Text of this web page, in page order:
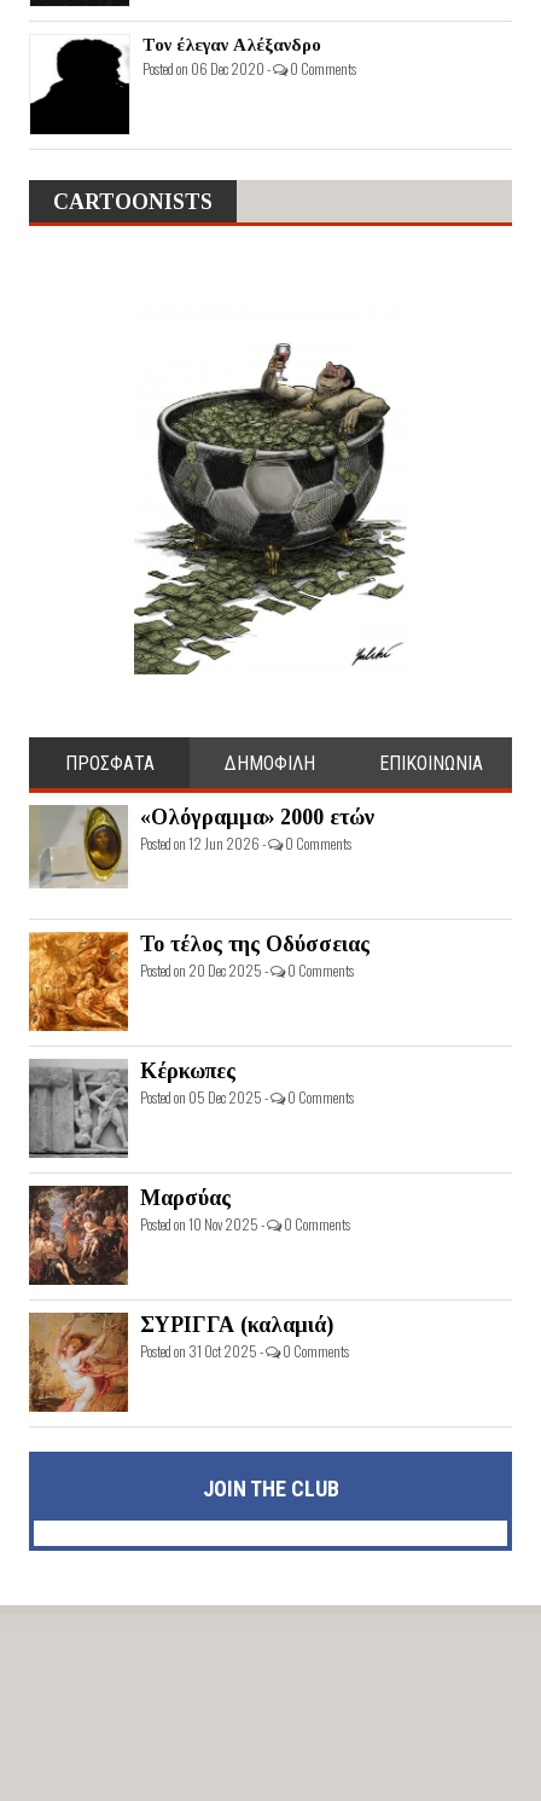
Τον έλεγαν Αλέξανδρο
Posted on 06 Dec 2020 - 0 Comments
CARTOONISTS
ΠΡΟΣΦΑΤΑ ΔΗΜΟΦΙΛΗ ΕΠΙΚΟΙΝΩΝΙΑ
«Ολόγραμμα» 2000 ετών
Posted on 12 Jun 2026 - 0 Comments
Το τέλος της Οδύσσειας
Posted on 20 Dec 2025 - 0 Comments
Κέρκωπες
Posted on 05 Dec 2025 - 0 Comments
Μαρσύας
Posted on 10 Nov 2025 - 0 Comments
ΣΥΡΙΓΓΑ (καλαμιά)
Posted on 31 Oct 2025 - 0 Comments
JOIN THE CLUB